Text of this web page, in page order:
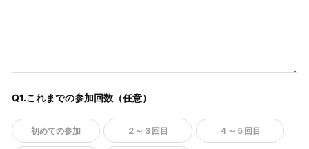
Q1.これまでの参加回数（任意）
初めての参加 ２～３回目 ４～５回目